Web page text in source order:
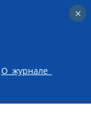
О журнале
×
×